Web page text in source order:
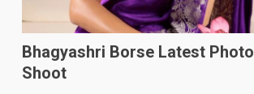
Bhagyashri Borse Latest Photo
Shoot